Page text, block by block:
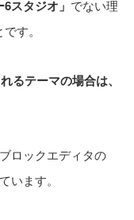
6スタジオ」 でない理
す。
るテーマの場合は、
ロックエディタの
います。